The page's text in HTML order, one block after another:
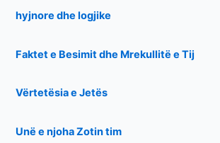
hyjnore dhe logjike
Faktet e Besimit dhe Mrekullitë e Tij
Vërtetësia e Jetës
Unë e njoha Zotin tim